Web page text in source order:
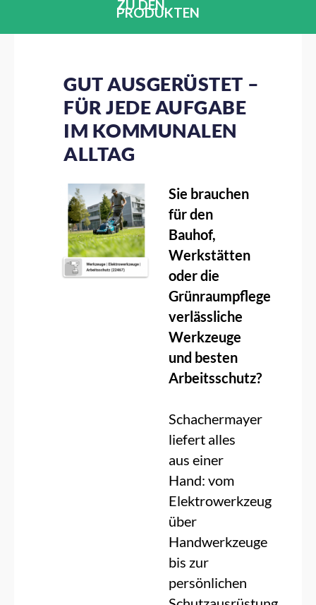
ZU DEN
PRODUKTEN
GUT AUSGERÜSTET –
FÜR JEDE AUFGABE
IM KOMMUNALEN
ALLTAG
Sie brauchen
für den
Bauhof,
Werkstätten
oder die
Grünraumpflege
verlässliche
Werkzeuge
und besten
Arbeitsschutz?
Schachermayer
liefert alles
aus einer
Hand: vom
Elektrowerkzeug
über
Handwerkzeuge
bis zur
persönlichen